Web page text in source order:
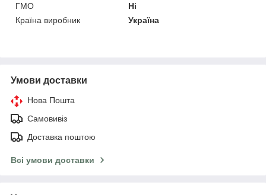
ГМО
Ні
Країна виробник
Україна
Умови доставки
Нова Пошта
Самовивіз
Доставка поштою
Всі умови доставки